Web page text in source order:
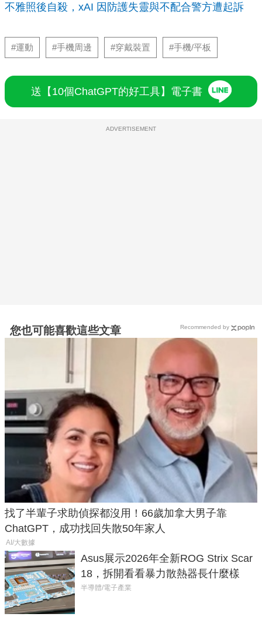
不雅照後自殺，xAI 因防護失靈與不配合警方遭起訴
#運動 #手機周邊 #穿戴裝置 #手機/平板
送【10個ChatGPT的好工具】電子書
ADVERTISEMENT
您也可能喜歡這些文章
找了半輩子求助偵探都沒用！66歲加拿大男子靠
ChatGPT，成功找回失散50年家人
AI/大數據
Asus展示2026年全新ROG Strix Scar
18，拆開看看暴力散熱器長什麼樣
半導體/電子產業
Recommended by